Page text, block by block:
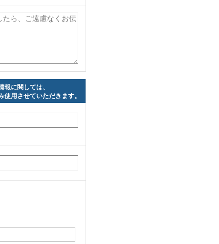
に関しては、
用させていただきます。